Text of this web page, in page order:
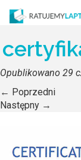
Opublikowano 29
← Poprzedni
Następny →